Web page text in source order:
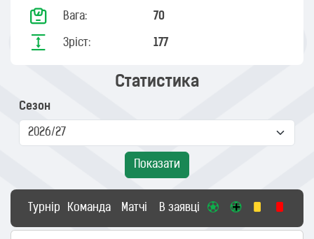
Вага: 70
Зріст: 177
Статистика
Сезон
Показати
Турнір Команда Матчі В заявці